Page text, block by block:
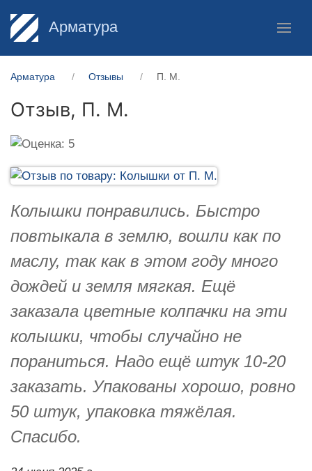
Арматура
Арматура Отзывы П. М.
Отзыв, П. М.
Колышки понравились. Быстро
повтыкала в землю, вошли как по
маслу, так как в этом году много
дождей и земля мягкая. Ещё
заказала цветные колпачки на эти
колышки, чтобы случайно не
пораниться. Надо ещё штук 10-20
заказать. Упакованы хорошо, ровно
50 штук, упаковка тяжёлая.
Спасибо.